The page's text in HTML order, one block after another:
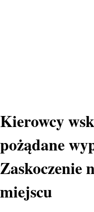
Kierowcy
pożądane
Zaskoczenie
miejscu